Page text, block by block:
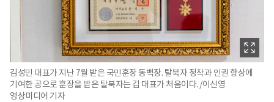
김성민 대표가 지난 7월 받은 국민훈장 동백장. 탈북자 정착과 인권 향상에
기여한 공으로 훈장을 받은 탈북자는 김 대표가 처음이다. /이신영
영상미디어 기자